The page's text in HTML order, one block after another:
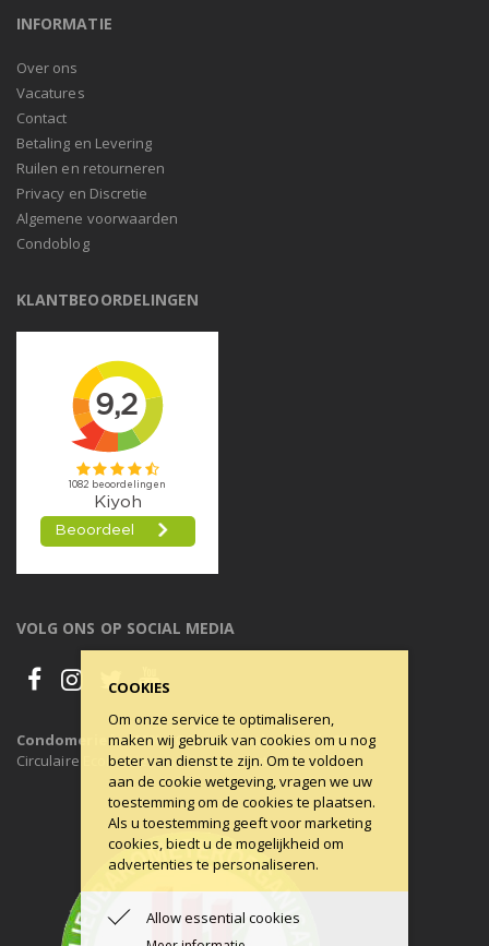
INFORMATIE
Over ons
Vacatures
Contact
Betaling en Levering
Ruilen en retourneren
Privacy en Discretie
Algemene voorwaarden
Condoblog
KLANTBEOORDELINGEN
VOLG ONS OP SOCIAL MEDIA
Condomerie is 100% CO2-neutraal, al sinds 2011
Circulaire Economie ons uitgangspunt.
COOKIES
Om onze service te optimaliseren,
maken wij gebruik van cookies om u nog
beter van dienst te zijn. Om te voldoen
aan de cookie wetgeving, vragen we uw
toestemming om de cookies te plaatsen.
Als u toestemming geeft voor marketing
cookies, biedt u de mogelijkheid om
advertenties te personaliseren.
Allow essential cookies